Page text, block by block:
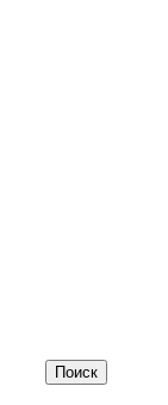
Поиск